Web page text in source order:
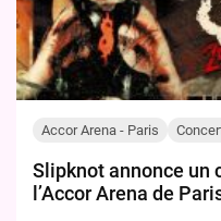
Accor Arena - Paris
Slipknot annonce un
l’Accor Arena de